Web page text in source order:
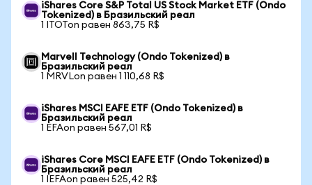
iShares Core S&P Total US Stock Market ETF (Ondo
Tokenized) в Бразильский реал
1 ITOTon равен 863,75 R$
Marvell Technology (Ondo Tokenized) в
Бразильский реал
1 MRVLon равен 1 110,68 R$
iShares MSCI EAFE ETF (Ondo Tokenized) в
Бразильский реал
1 EFAon равен 567,01 R$
iShares Core MSCI EAFE ETF (Ondo Tokenized) в
Бразильский реал
1 IEFAon равен 525,42 R$